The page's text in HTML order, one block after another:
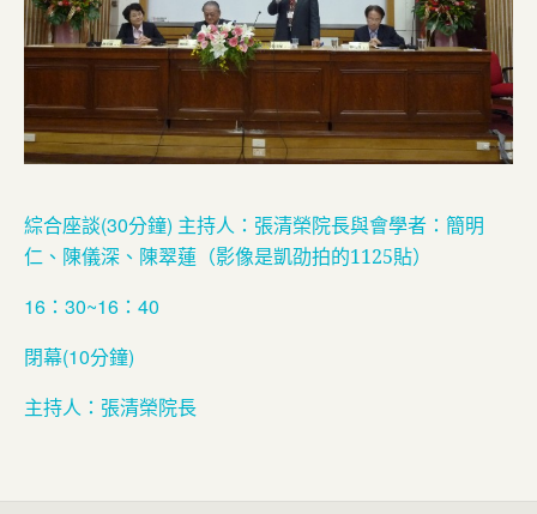
綜合座談(30分鐘) 主持人：張清榮院長與會學者：簡明
仁、陳儀深、陳翠蓮 （影像是凱劭拍的1125貼）
16：30~16：40
閉幕(10分鐘)
主持人：張清榮院長